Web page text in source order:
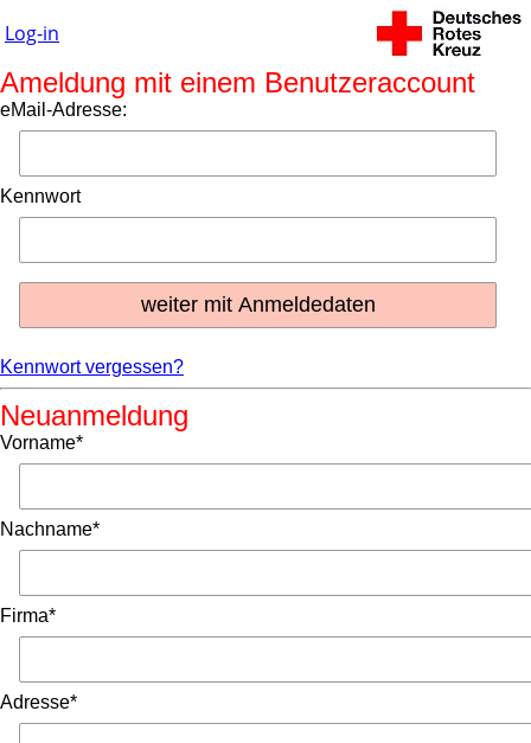
Log-in
Ameldung mit einem Benutzeraccount
eMail-Adresse:
Kennwort
Kennwort vergessen?
Neuanmeldung
Vorname*
Nachname*
Firma*
Adresse*